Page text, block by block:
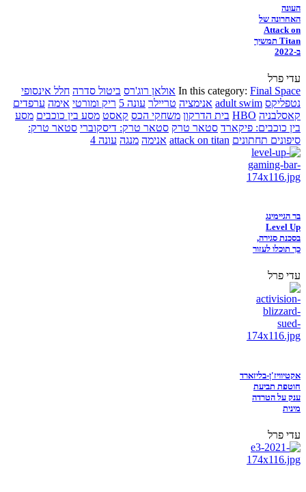
העונה
האחרונה של
Attack on
Titan תמשיך
ב-2022
עדי פרל
In this category: Final Space אולאן רוג'רס ביטול סדרה חלל אינסופי
נטפליקס adult swim אנימציה טריילר עונה 5 ריק ומורטי אימה ערפדים
קאסלבניה HBO בית הדרקון משחקי הכס קאסט מסע בין כוכבים מסע
בין כוכבים: פיקארד סטאר טרק סטאר טרק: דיסקוברי סטאר טרק:
סיפונים תחתונים attack on titan אנימה מנגה עונה 4
בר הגיימינג
Level Up
בסכנת סגירה,
כך תוכלו לעזור
עדי פרל
אקטיוויז'ן-בליזארד
חוטפת תביעת
ענק על הטרדה
מינית
עדי פרל